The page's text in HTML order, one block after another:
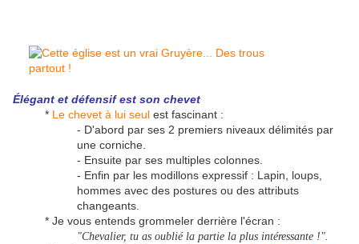
Élégant et défensif est son chevet
* Le chevet à lui seul est fascinant :
- D'abord par ses 2 premiers niveaux délimités par
une corniche.
- Ensuite par ses multiples colonnes.
- Enfin par les modillons expressif : Lapin, loups,
hommes avec des postures ou des attributs
changeants.
* Je vous entends grommeler derrière l'écran :
"Chevalier, tu as oublié la partie la plus intéressante !".